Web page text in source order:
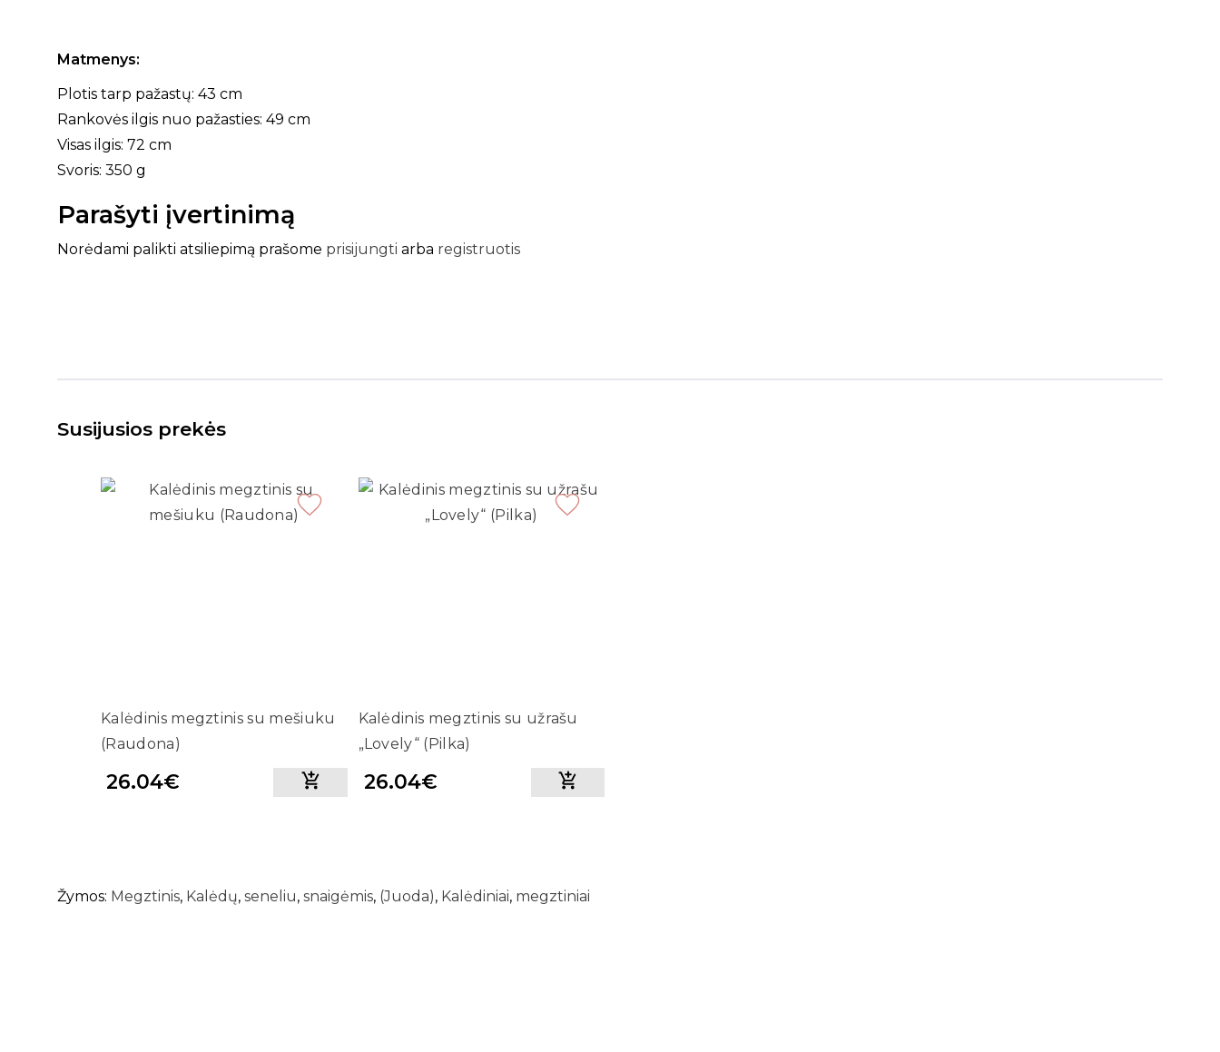
Matmenys:
Plotis tarp pažastų: 43 cm
Rankovės ilgis nuo pažasties: 49 cm
Visas ilgis: 72 cm
Svoris: 350 g
Parašyti įvertinimą
Norėdami palikti atsiliepimą prašome prisijungti arba registruotis
Susijusios prekės
Kalėdinis megztinis su mešiuku
(Raudona)
26.04€
Kalėdinis megztinis su užrašu
„Lovely“ (Pilka)
26.04€
Žymos: Megztinis, Kalėdų, seneliu, snaigėmis, (Juoda), Kalėdiniai, megztiniai